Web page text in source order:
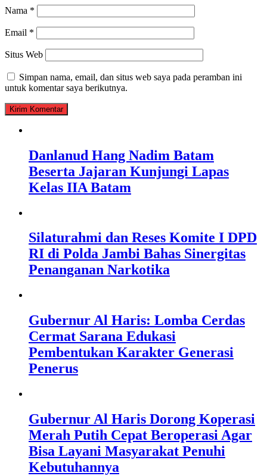
Nama *
Email *
Situs Web
Simpan nama, email, dan situs web saya pada peramban ini
untuk komentar saya berikutnya.
Danlanud Hang Nadim Batam
Beserta Jajaran Kunjungi Lapas
Kelas IIA Batam
Silaturahmi dan Reses Komite I DPD
RI di Polda Jambi Bahas Sinergitas
Penanganan Narkotika
Gubernur Al Haris: Lomba Cerdas
Cermat Sarana Edukasi
Pembentukan Karakter Generasi
Penerus
Gubernur Al Haris Dorong Koperasi
Merah Putih Cepat Beroperasi Agar
Bisa Layani Masyarakat Penuhi
Kebutuhannya